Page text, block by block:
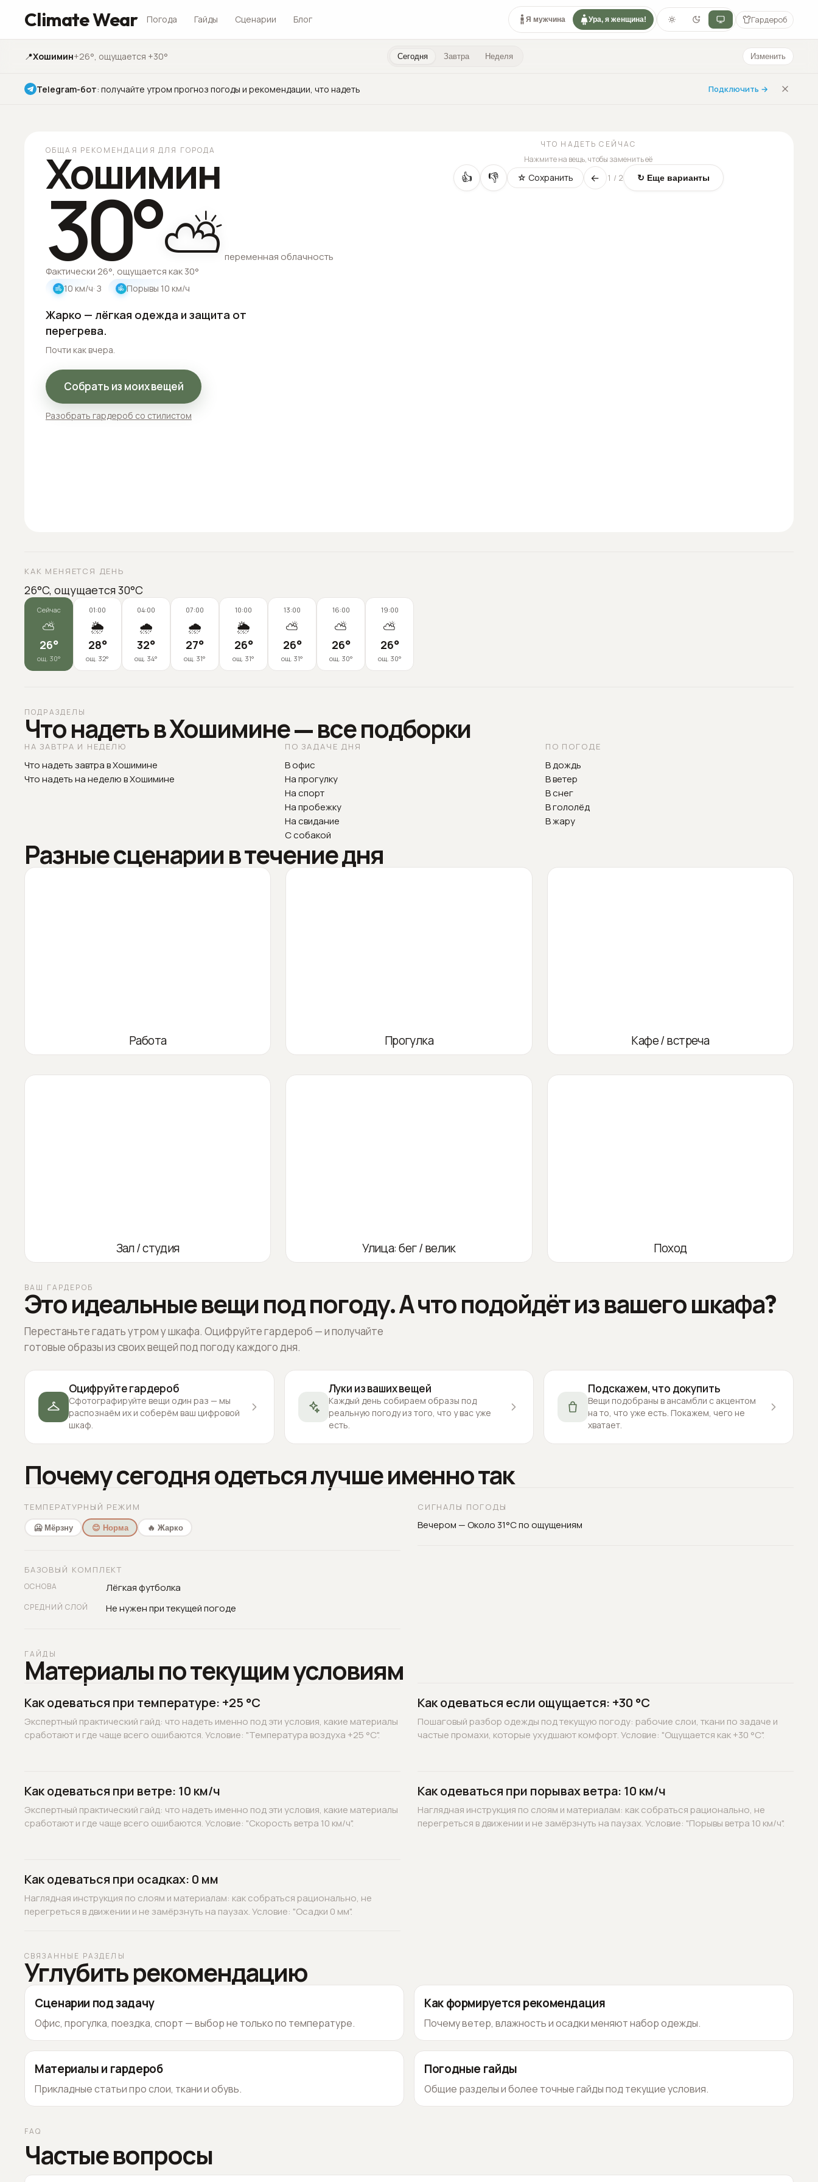
Climate Wear Погода Гайды Сценарии Блог Я мужчина Ура, я женщина! Гардероб
📍Хошимин+26°, ощущается +30° Сегодня Завтра Неделя Изменить
Telegram-бот: получайте утром прогноз погоды и рекомендации, что надеть Подключить →
ОБЩАЯ РЕКОМЕНДАЦИЯ ДЛЯ ГОРОДА
Хошимин
30°⛅переменная облачность
Фактически 26°, ощущается как 30°
10 км/ч· З Порывы 10 км/ч
Жарко — лёгкая одежда и защита от
перегрева.
Почти как вчера.
Собрать из моих вещей
Разобрать гардероб со стилистом
ЧТО НАДЕТЬ СЕЙЧАС
Нажмите на вещь, чтобы заменить её
👍 👎 ☆ Сохранить ← 1 / 2 ↻ Еще варианты
КАК МЕНЯЕТСЯ ДЕНЬ
26°C, ощущается 30°C
Сейчас
⛅
26°
ощ. 30°
01:00
🌦️
28°
ощ. 32°
04:00
🌧️
32°
ощ. 34°
07:00
🌧️
27°
ощ. 31°
10:00
🌦️
26°
ощ. 31°
13:00
⛅
26°
ощ. 31°
16:00
⛅
26°
ощ. 30°
19:00
⛅
26°
ощ. 30°
ПОДРАЗДЕЛЫ
Что надеть в Хошимине — все подборки
НА ЗАВТРА И НЕДЕЛЮ
Что надеть завтра в Хошимине
Что надеть на неделю в Хошимине
ПО ЗАДАЧЕ ДНЯ
В офис
На прогулку
На спорт
На пробежку
На свидание
С собакой
ПО ПОГОДЕ
В дождь
В ветер
В снег
В гололёд
В жару
Разные сценарии в течение дня
Работа Прогулка Кафе / встреча
Зал / студия Улица: бег / велик Поход
ВАШ ГАРДЕРОБ
Это идеальные вещи под погоду. А что подойдёт из вашего шкафа?
Перестаньте гадать утром у шкафа. Оцифруйте гардероб — и получайте
готовые образы из своих вещей под погоду каждого дня.
Оцифруйте гардероб
Сфотографируйте вещи один раз — мы
распознаём их и соберём ваш цифровой
шкаф.
Луки из ваших вещей
Каждый день собираем образы под
реальную погоду из того, что у вас уже
есть.
Подскажем, что докупить
Вещи подобраны в ансамбли с акцентом
на то, что уже есть. Покажем, чего не
хватает.
Почему сегодня одеться лучше именно так
ТЕМПЕРАТУРНЫЙ РЕЖИМ
🥶 Мёрзну 😊 Норма 🔥 Жарко
БАЗОВЫЙ КОМПЛЕКТ
ОСНОВА Лёгкая футболка
СРЕДНИЙ СЛОЙ Не нужен при текущей погоде
СИГНАЛЫ ПОГОДЫ
Вечером — Около 31°C по ощущениям
ГАЙДЫ
Материалы по текущим условиям
Как одеваться при температуре: +25 °C
Экспертный практический гайд: что надеть именно под эти условия, какие материалы
сработают и где чаще всего ошибаются. Условие: "Температура воздуха +25 °C".
Как одеваться если ощущается: +30 °C
Пошаговый разбор одежды под текущую погоду: рабочие слои, ткани по задаче и
частые промахи, которые ухудшают комфорт. Условие: "Ощущается как +30 °C".
Как одеваться при ветре: 10 км/ч
Экспертный практический гайд: что надеть именно под эти условия, какие материалы
сработают и где чаще всего ошибаются. Условие: "Скорость ветра 10 км/ч".
Как одеваться при порывах ветра: 10 км/ч
Наглядная инструкция по слоям и материалам: как собраться рационально, не
перегреться в движении и не замёрзнуть на паузах. Условие: "Порывы ветра 10 км/ч".
Как одеваться при осадках: 0 мм
Наглядная инструкция по слоям и материалам: как собраться рационально, не
перегреться в движении и не замёрзнуть на паузах. Условие: "Осадки 0 мм".
СВЯЗАННЫЕ РАЗДЕЛЫ
Углубить рекомендацию
Сценарии под задачу
Офис, прогулка, поездка, спорт — выбор не только по температуре.
Как формируется рекомендация
Почему ветер, влажность и осадки меняют набор одежды.
Материалы и гардероб
Прикладные статьи про слои, ткани и обувь.
Погодные гайды
Общие разделы и более точные гайды под текущие условия.
FAQ
Частые вопросы